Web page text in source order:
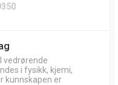
vedrørende
i fysikk, kjemi,
kunnskapen er